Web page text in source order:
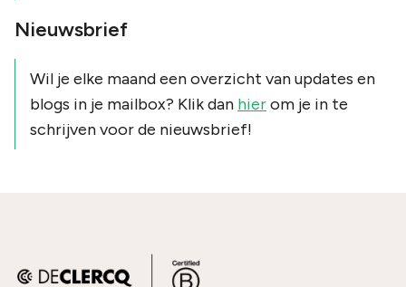
Nieuwsbrief
Wil je elke maand een overzicht van updates en
blogs in je mailbox? Klik dan hierom je in te
schrijven voor de nieuwsbrief!